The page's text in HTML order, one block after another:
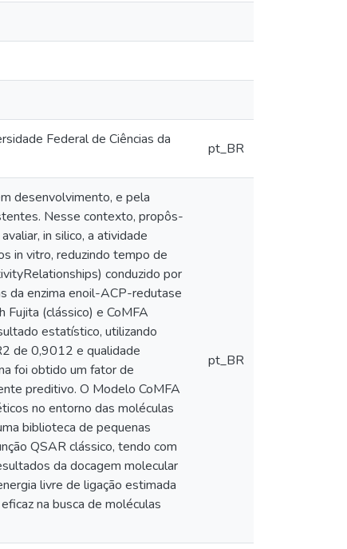
Federal de Ciências da
pt_BR
desenvolvimento, e pela
Nesse contexto, propôs-
in silico, a atividade
in vitro, reduzindo tempo de
conduzido por
da enzima enoil-ACP-redutase
(clássico) e CoMFA
estatístico, utilizando
de 0,9012 e qualidade
foi obtido um fator de
preditivo. O Modelo CoMFA
no entorno das moléculas
biblioteca de pequenas
QSAR clássico, tendo com
da docagem molecular
livre de ligação estimada
na busca de moléculas
pt_BR